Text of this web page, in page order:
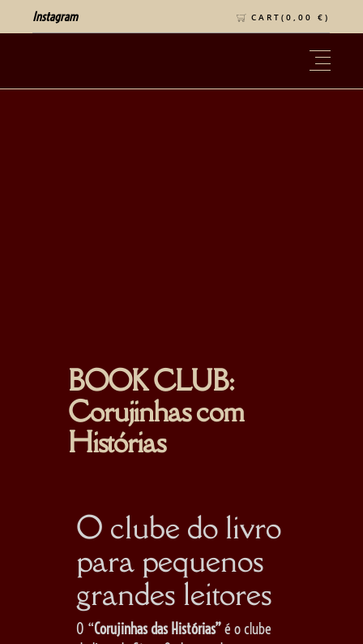
Instagram CART(0,00€)
BOOK CLUB:
Corujinhas com
Histórias
O clube do livro
para pequenos
grandes leitores
O “Corujinhas das Histórias”é o clube